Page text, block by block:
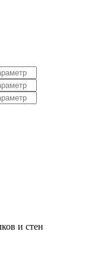
и стен